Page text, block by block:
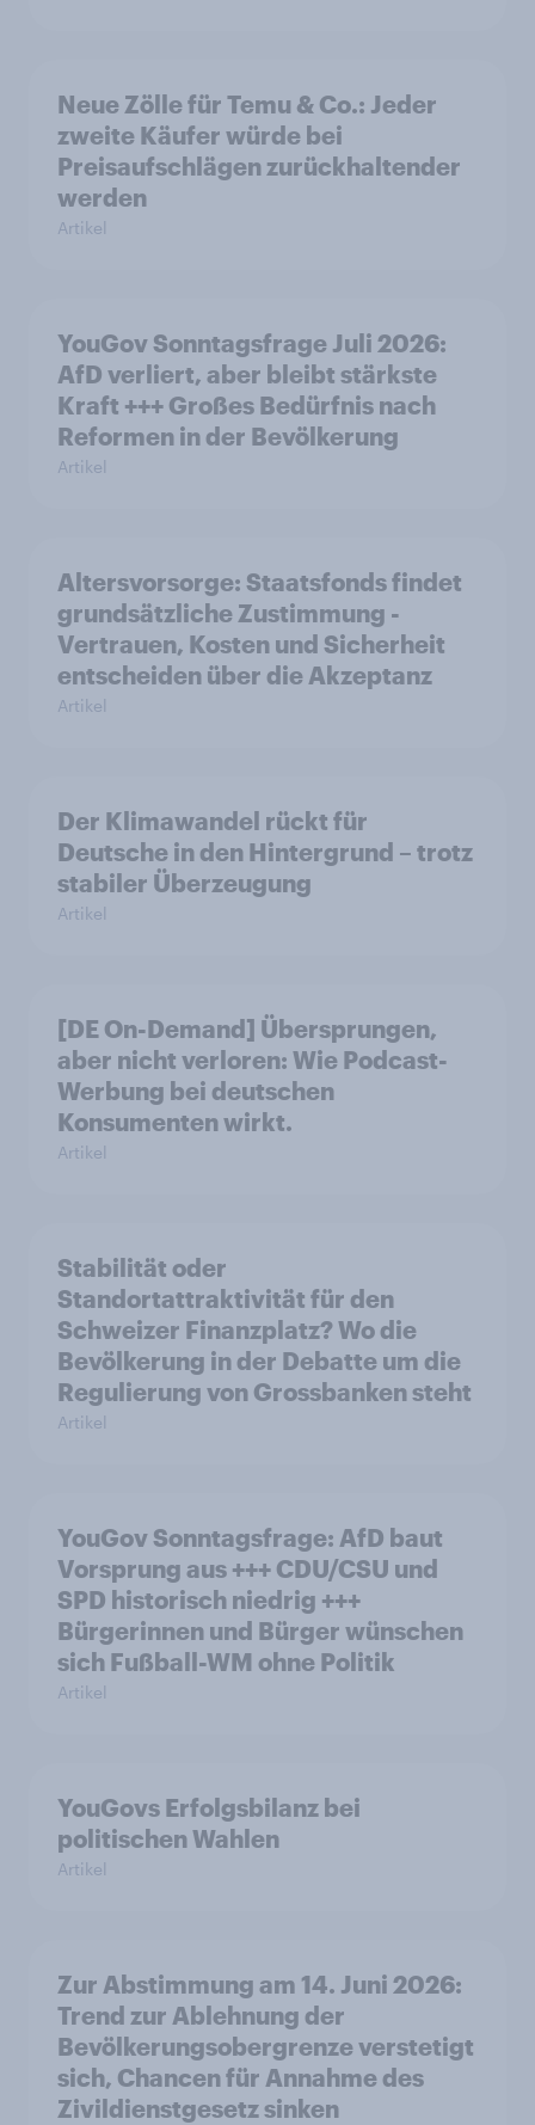
Neue Zölle für Temu & Co.: Jeder
zweite Käufer würde bei
Preisaufschlägen zurückhaltender
werden
Artikel
YouGov Sonntagsfrage Juli 2026:
AfD verliert, aber bleibt stärkste
Kraft +++ Großes Bedürfnis nach
Reformen in der Bevölkerung
Artikel
Altersvorsorge: Staatsfonds findet
grundsätzliche Zustimmung -
Vertrauen, Kosten und Sicherheit
entscheiden über die Akzeptanz
Artikel
Der Klimawandel rückt für
Deutsche in den Hintergrund – trotz
stabiler Überzeugung
Artikel
[DE On-Demand] Übersprungen,
aber nicht verloren: Wie Podcast-
Werbung bei deutschen
Konsumenten wirkt.
Artikel
Stabilität oder
Standortattraktivität für den
Schweizer Finanzplatz? Wo die
Bevölkerung in der Debatte um die
Regulierung von Grossbanken steht
Artikel
YouGov Sonntagsfrage: AfD baut
Vorsprung aus +++ CDU/CSU und
SPD historisch niedrig +++
Bürgerinnen und Bürger wünschen
sich Fußball-WM ohne Politik
Artikel
YouGovs Erfolgsbilanz bei
politischen Wahlen
Artikel
Zur Abstimmung am 14. Juni 2026:
Trend zur Ablehnung der
Bevölkerungsobergrenze verstetigt
sich, Chancen für Annahme des
Zivildienstgesetz sinken